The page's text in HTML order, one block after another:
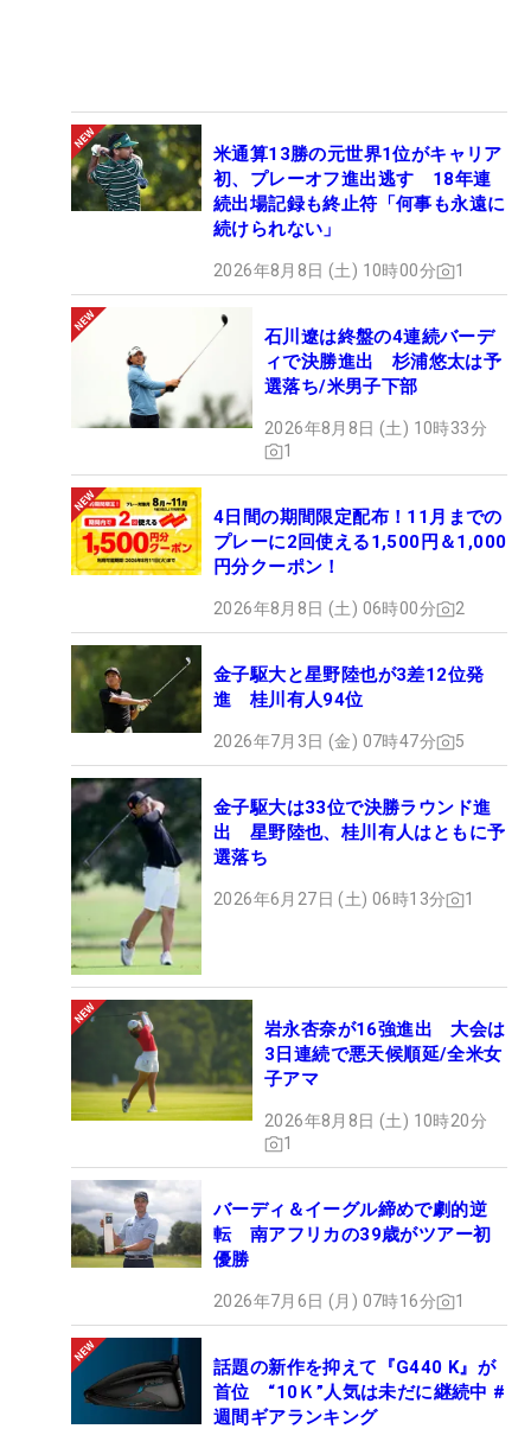
米通算13勝の元世界1位がキャリア
初、プレーオフ進出逃す 18年連
続出場記録も終止符「何事も永遠に
続けられない」
2026年8月8日 (土) 10時00分 1
石川遼は終盤の4連続バーデ
ィで決勝進出 杉浦悠太は予
選落ち/米男子下部
2026年8月8日 (土) 10時33分
1
4日間の期間限定配布！11月までの
プレーに2回使える1,500円＆1,000
円分クーポン！
2026年8月8日 (土) 06時00分 2
金子駆大と星野陸也が3差12位発
進 桂川有人94位
2026年7月3日 (金) 07時47分 5
金子駆大は33位で決勝ラウンド進
出 星野陸也、桂川有人はともに予
選落ち
2026年6月27日 (土) 06時13分 1
岩永杏奈が16強進出 大会は
3日連続で悪天候順延/全米女
子アマ
2026年8月8日 (土) 10時20分
1
バーディ＆イーグル締めで劇的逆
転 南アフリカの39歳がツアー初
優勝
2026年7月6日 (月) 07時16分 1
話題の新作を抑えて『G440 K』が
首位 “10Ｋ”人気は未だに継続中 #
週間ギアランキング